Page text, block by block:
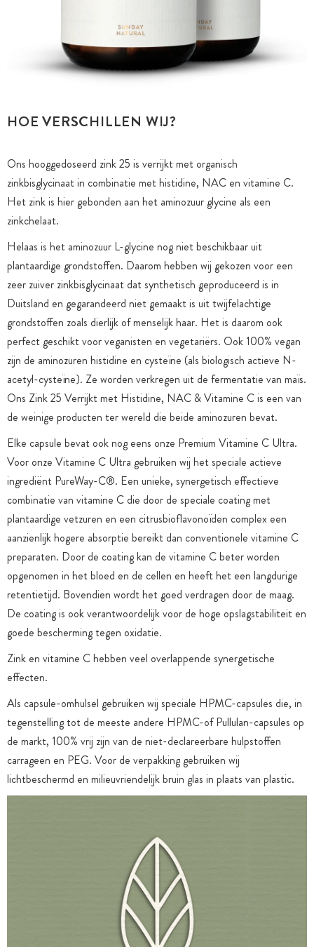
HOE VERSCHILLEN WIJ?
Ons hooggedoseerd zink 25 is verrijkt met organisch
zinkbisglycinaat in combinatie met histidine, NAC en vitamine C.
Het zink is hier gebonden aan het aminozuur glycine als een
zinkchelaat.
Helaas is het aminozuur L-glycine nog niet beschikbaar uit
plantaardige grondstoffen. Daarom hebben wij gekozen voor een
zeer zuiver zinkbisglycinaat dat synthetisch geproduceerd is in
Duitsland en gegarandeerd niet gemaakt is uit twijfelachtige
grondstoffen zoals dierlijk of menselijk haar. Het is daarom ook
perfect geschikt voor veganisten en vegetariërs. Ook 100% vegan
zijn de aminozuren histidine en cysteïne (als biologisch actieve N-
acetyl-cysteïne). Ze worden verkregen uit de fermentatie van maïs.
Ons Zink 25 Verrijkt met Histidine, NAC & Vitamine C is een van
de weinige producten ter wereld die beide aminozuren bevat.
Elke capsule bevat ook nog eens onze Premium Vitamine C Ultra.
Voor onze Vitamine C Ultra gebruiken wij het speciale actieve
ingrediënt PureWay-C®. Een unieke, synergetisch effectieve
combinatie van vitamine C die door de speciale coating met
plantaardige vetzuren en een citrusbioflavonoïden complex een
aanzienlijk hogere absorptie bereikt dan conventionele vitamine C
preparaten. Door de coating kan de vitamine C beter worden
opgenomen in het bloed en de cellen en heeft het een langdurige
retentietijd. Bovendien wordt het goed verdragen door de maag.
De coating is ook verantwoordelijk voor de hoge opslagstabiliteit en
goede bescherming tegen oxidatie.
Zink en vitamine C hebben veel overlappende synergetische
effecten.
Als capsule-omhulsel gebruiken wij speciale HPMC-capsules die, in
tegenstelling tot de meeste andere HPMC-of Pullulan-capsules op
de markt, 100% vrij zijn van de niet-declareerbare hulpstoffen
carrageen en PEG. Voor de verpakking gebruiken wij
lichtbeschermd en milieuvriendelijk bruin glas in plaats van plastic.